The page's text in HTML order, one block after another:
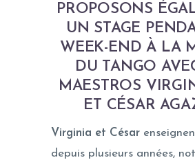
PROPOSONS
UN STAGE
WEEK-END À LA
DU TANGO
MAESTROS
ET CÉSAR
Virginia et César
depuis plusieurs années,